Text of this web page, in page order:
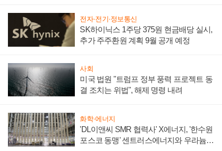
전자·전기·정보통신
SK하이닉스 1주당 375원 현금배당 실시,
추가 주주환원 계획 9월 공개 예정
사회
미국 법원 "트럼프 정부 풍력 프로젝트 동
결 조치는 위법", 해제 명령 내려
화학·에너지
'DL이앤씨 SMR 협력사' X에너지, '한수원
포스코 동맹' 센트러스에너지와 우라늄